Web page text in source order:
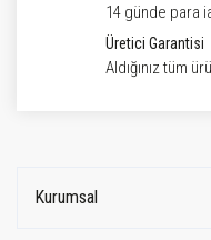
14 günde para
Üretici Garantisi
Aldığınız tüm
Kurumsal